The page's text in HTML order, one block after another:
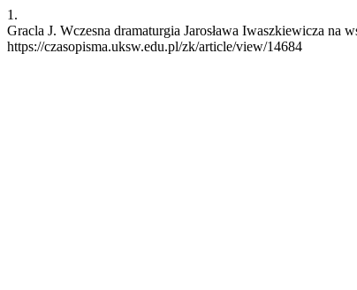
1.
Gracla J. Wczesna dramaturgia Jarosława Iwaszkiewicza na
https://czasopisma.uksw.edu.pl/zk/article/view/14684